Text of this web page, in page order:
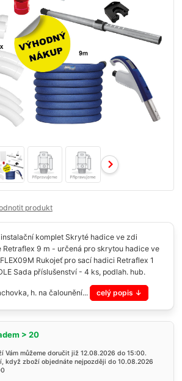
produkt
komplet Skryté hadice ve zdi
Retraflex 9 m - určená pro skrytou hadice ve
Rukojeť pro sací hadici Retraflex 1
Sada příslušenství - 4 ks, podlah. hub.
h. na čalounění... celý popis
> 20
Vám můžeme doručit již 12.08.2026 do 15:00.
když zboží objednáte nejpozději do 10.08.2026